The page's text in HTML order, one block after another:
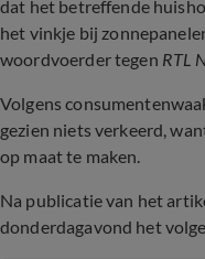
dat het betreffende
het vinkje bij
woordvoerder tegen RTL
Volgens
gezien niets verkeerd,
op maat te maken.
Na publicatie van het
donderdagavond het